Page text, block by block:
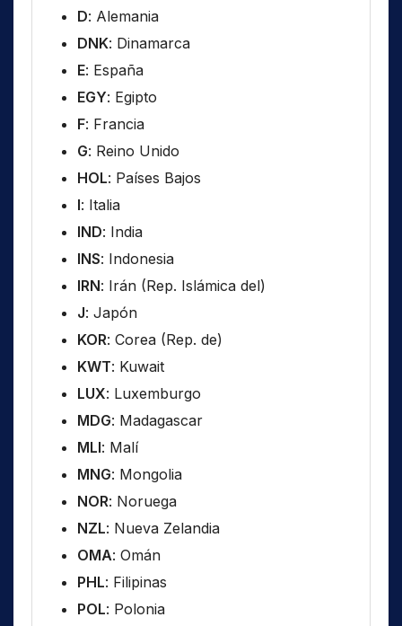
D: Alemania
DNK: Dinamarca
E: España
EGY: Egipto
F: Francia
G: Reino Unido
HOL: Países Bajos
I: Italia
IND: India
INS: Indonesia
IRN: Irán (Rep. Islámica del)
J: Japón
KOR: Corea (Rep. de)
KWT: Kuwait
LUX: Luxemburgo
MDG: Madagascar
MLI: Malí
MNG: Mongolia
NOR: Noruega
NZL: Nueva Zelandia
OMA: Omán
PHL: Filipinas
POL: Polonia